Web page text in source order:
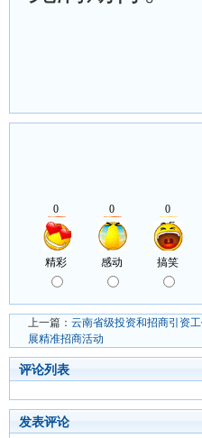
上一篇： 云南省级投资和招商引资
展精准招商活动
评论列表
发表评论